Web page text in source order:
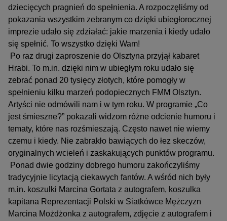
dziecięcych pragnień do spełnienia. A rozpoczęliśmy od
pokazania wszystkim zebranym co dzięki ubiegłorocznej
imprezie udało się zdziałać: jakie marzenia i kiedy udało
się spełnić. To wszystko dzięki Wam!
Po raz drugi zaproszenie do Olsztyna przyjął kabaret
Hrabi. To m.in. dzięki nim w ubiegłym roku udało się
zebrać ponad 20 tysięcy złotych, które pomogły w
spełnieniu kilku marzeń podopiecznych FMM Olsztyn.
Artyści nie odmówili nam i w tym roku. W programie „Co
jest śmieszne?” pokazali widzom różne odcienie humoru i
tematy, które nas rozśmieszają. Często nawet nie wiemy
czemu i kiedy. Nie zabrakło bawiących do łez skeczów,
oryginalnych wcieleń i zaskakujących punktów programu.
Ponad dwie godziny dobrego humoru zakończyliśmy
tradycyjnie licytacją ciekawych fantów. A wśród nich były
m.in. koszulki Marcina Gortata z autografem, koszulka
kapitana Reprezentacji Polski w Siatkówce Mężczyzn
Marcina Możdżonka z autografem, zdjęcie z autografem i